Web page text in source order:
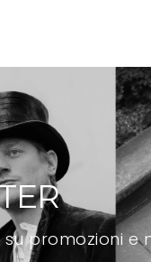
promozioni e